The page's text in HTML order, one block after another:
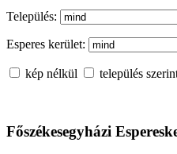
Település:
Esperes kerület:
kép nélkül település
Főszékesegyházi